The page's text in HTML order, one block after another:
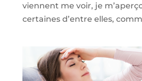
viennent me voir, je
certaines d’entre elles,